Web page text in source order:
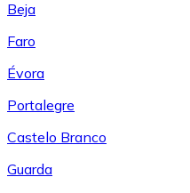
Beja
Faro
Évora
Portalegre
Castelo Branco
Guarda